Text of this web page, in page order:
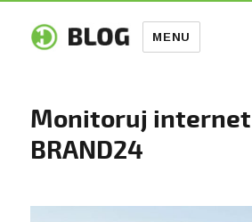
MENU
Monitoruj
BRAND24